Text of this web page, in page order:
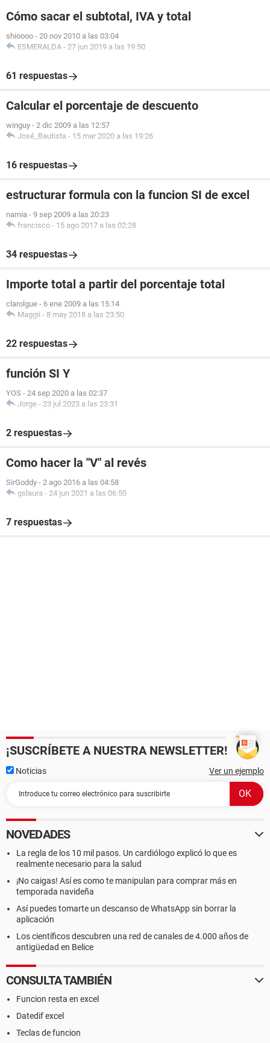
Cómo sacar el subtotal, IVA y total
shioooo - 20 nov 2010 a las 03:04
ESMERALDA - 27 jun 2019 a las 19:50
61 respuestas
Calcular el porcentaje de descuento
winguy - 2 dic 2009 a las 12:57
José_Bautista - 15 mar 2020 a las 19:26
16 respuestas
estructurar formula con la funcion SI de excel
narnia - 9 sep 2009 a las 20:23
francisco - 15 ago 2017 a las 02:28
34 respuestas
Importe total a partir del porcentaje total
clarolgue - 6 ene 2009 a las 15:14
Maggii - 8 may 2018 a las 23:50
22 respuestas
función SI Y
YOS - 24 sep 2020 a las 02:37
Jorge - 23 jul 2023 a las 23:31
2 respuestas
Como hacer la "V" al revés
SirGoddy - 2 ago 2016 a las 04:58
gslaura - 24 jun 2021 a las 06:50
7 respuestas
¡SUSCRÍBETE A NUESTRA NEWSLETTER!
Noticias Ver un ejemplo
NOVEDADES
La regla de los 10 mil pasos. Un cardiólogo explicó lo que es
realmente necesario para la salud
¡No caigas! Así es como te manipulan para comprar más en
temporada navideña
Así puedes tomarte un descanso de WhatsApp sin borrar la
aplicación
Los científicos descubren una red de canales de 4.000 años de
antigüedad en Belice
CONSULTA TAMBIÉN
Funcion resta en excel
Datedif excel
Teclas de funcion